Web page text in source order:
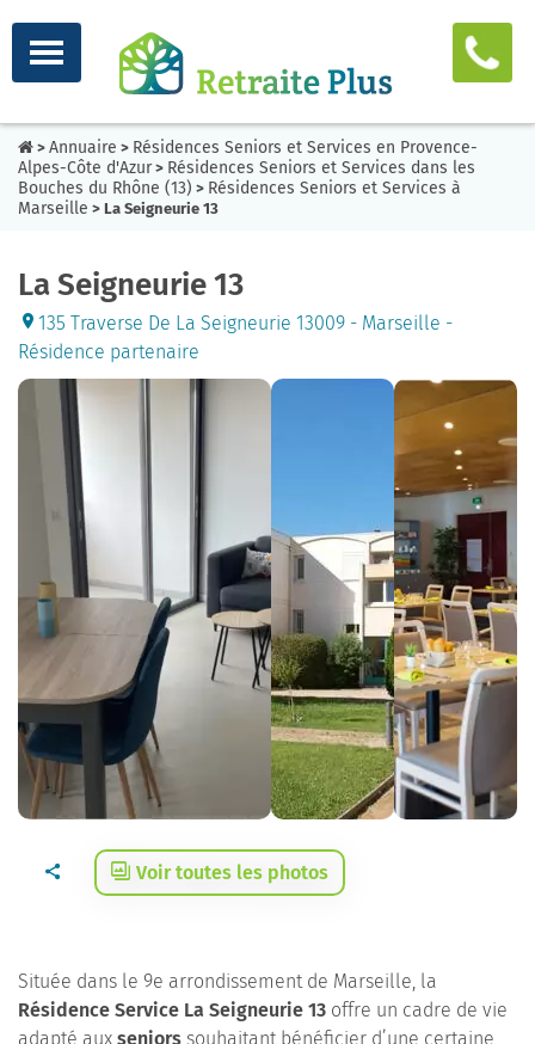
> Annuaire > Résidences Seniors et Services en Provence-
Alpes-Côte d'Azur> Résidences Seniors et Services dans les
Bouches du Rhône (13) > Résidences Seniors et Services à
Marseille > La Seigneurie 13
La Seigneurie 13
135 Traverse De La Seigneurie 13009 - Marseille -
Résidence partenaire
Voir toutes les photos
Située dans le 9e arrondissement de Marseille, la
Résidence Service La Seigneurie 13 offre un cadre de vie
adapté aux seniors souhaitant bénéficier d’une certaine